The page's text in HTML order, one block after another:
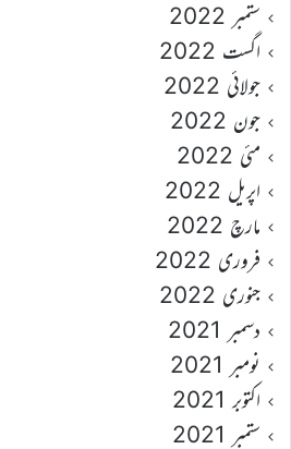
ستمبر 2022
اگست 2022
جولائی 2022
جون 2022
مئی 2022
اپریل 2022
مارچ 2022
فروری 2022
جنوری 2022
دسمبر 2021
نومبر 2021
اکتوبر 2021
ستمبر 2021